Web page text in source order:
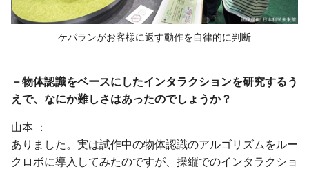
ケパランがお客様に返す動作を自律的に判断
－物体認識をベースにしたインタラクションを研究するう
えで、なにか難しさはあったのでしょうか？
山本
ありました。実は試作中の物体認識のアルゴリズムをルー
クロボに導入してみたのですが、操縦でのインタラクショ